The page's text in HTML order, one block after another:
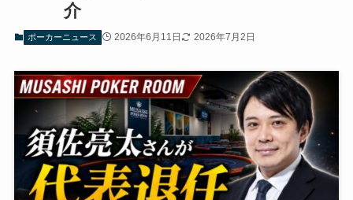
介
ポーカーニュース 2026年6月11日 2026年7月2日